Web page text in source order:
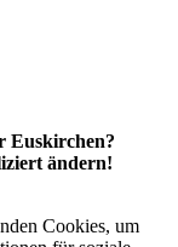
Euskirchen?
ändern!
Cookies, um